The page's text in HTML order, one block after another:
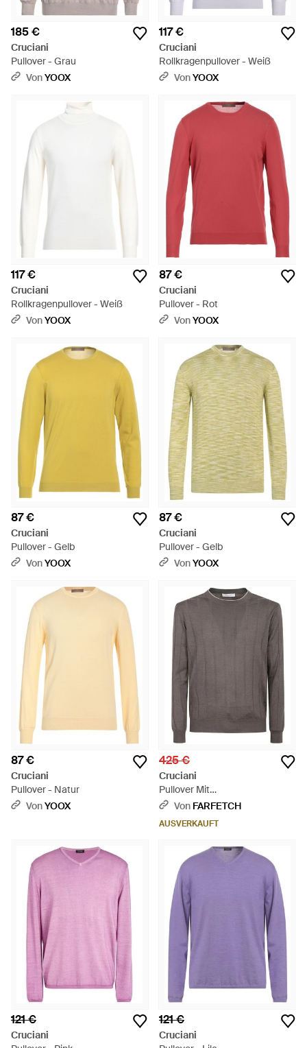
185 €
Cruciani
Pullover - Grau
VonYOOX
117 €
Cruciani
Rollkragenpullover - Weiß
VonYOOX
117 €
Cruciani
Rollkragenpullover - Weiß
VonYOOX
87 €
Cruciani
Pullover - Rot
VonYOOX
87 €
Cruciani
Pullover - Gelb
VonYOOX
87 €
Cruciani
Pullover - Gelb
VonYOOX
87 €
Cruciani
Pullover - Natur
VonYOOX
425 €
Cruciani
Pullover Mit
Rundhalsausschnitt - Grau
Von FARFETCH
AUSVERKAUFT
121 €
Cruciani
121 €
Cruciani